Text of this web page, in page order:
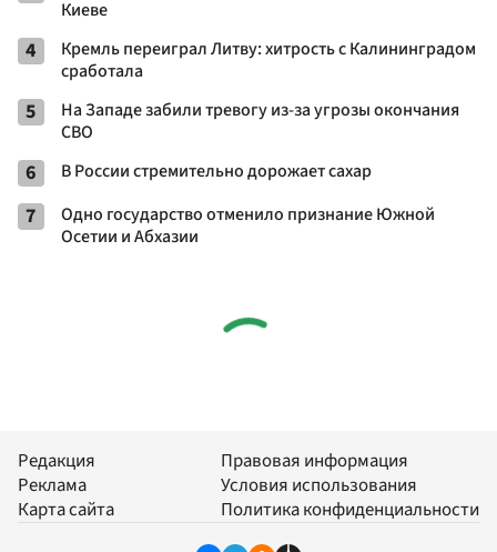
Киеве
4
Кремль переиграл Литву: хитрость с Калининградом
сработала
5
На Западе забили тревогу из-за угрозы окончания
СВО
6 В России стремительно дорожает сахар
7
Одно государство отменило признание Южной
Осетии и Абхазии
Редакция
Реклама
Карта сайта
Правовая информация
Условия использования
Политика конфиденциальности